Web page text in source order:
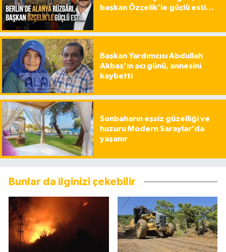
başkan Özçelik’le güçlü esti…
Başkan Yardımcısı Abdullah
Akbaş’ın acı günü, annesini
kaybetti
Sonbaharın eşsiz güzelliği ve
huzuru Modern Saraylar’da
yaşanır
Bunlar da ilginizi çekebilir